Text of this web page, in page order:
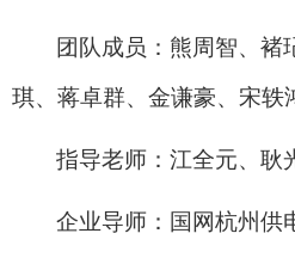
团队成员： 熊周智、褚
琪、蒋卓群、金谦豪、宋轶
指导老师： 江全元、耿
企业导师： 国网杭州供